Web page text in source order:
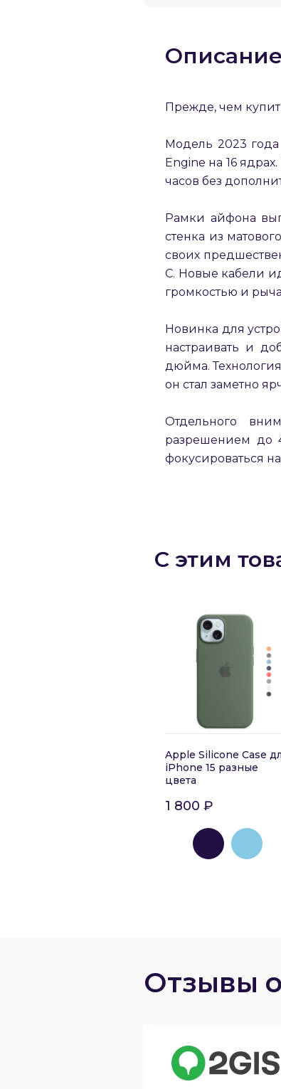
Описание
Прежде, чем
Модель 2023 года
Engine на 16
часов без
Рамки айфона
стенка из
своих
C. Новые кабели
громкостью и
Новинка для
настраивать и
дюйма.
он стал заметно
Отдельного
разрешением до
фокусироваться
С этим
Apple Silicone Case
iPhone 15 разные
цвета
1 800 ₽
Отзывы